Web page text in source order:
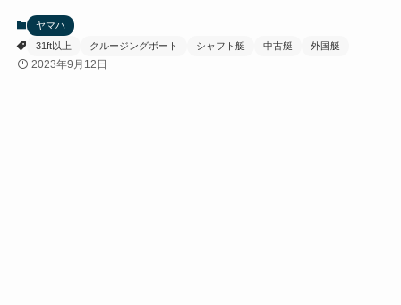
ヤマハ
31ft以上
クルージングボート シャフト艇 中古艇 外国艇
2023年9月12日